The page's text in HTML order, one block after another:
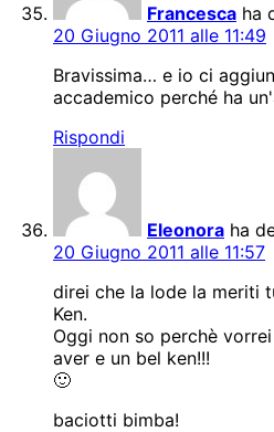
Francesca ha
20 Giugno 2011 alle 11:49
Bravissima… e io ci
accademico perché ha
Rispondi
Eleonora ha
20 Giugno 2011 alle 11:57
direi che la lode la meriti
Ken.
Oggi non so perchè
aver e un bel ken!!!
🙂
baciotti bimba!